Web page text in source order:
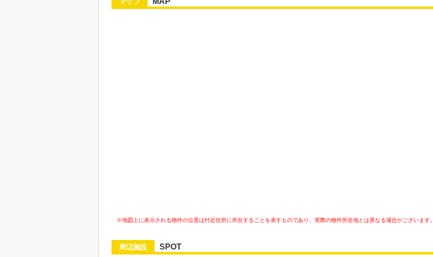
※地図上に表示される物件の位置は付近住所に所在することを表すものであり、実際の物件所在地とは異なる場合がございます。
周辺施設 SPOT